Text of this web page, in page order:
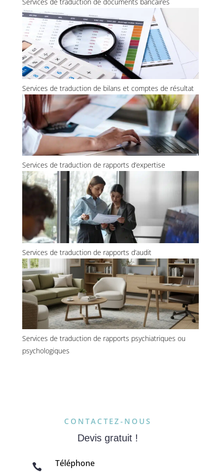
Services de traduction de documents bancaires
Services de traduction de bilans et comptes de résultat
Services de traduction de rapports d’expertise
Services de traduction de rapports d’audit
Services de traduction de rapports psychiatriques ou
psychologiques
CONTACTEZ-NOUS
Devis gratuit !
 Téléphone